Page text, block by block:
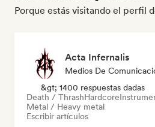
Porque estás visitando el perfil
Acta Infernalis
Medios De
&gt; 1400 respuestas dadas
Death / ThrashHardcore
Metal / Heavy metal
Escribir artículos